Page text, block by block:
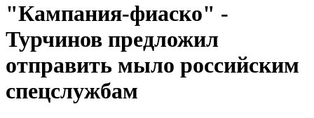
"Кампания-фиаско" -
Турчинов предложил
отправить мыло российским
спецслужбам